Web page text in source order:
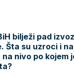
bilježi pad
Šta su uzroci i
nivo po kojem